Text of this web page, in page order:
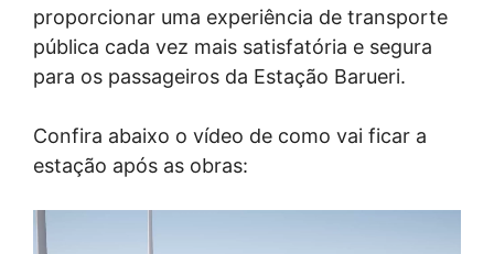
proporcionar uma experiência de transporte
pública cada vez mais satisfatória e segura
para os passageiros da Estação Barueri.
Confira abaixo o vídeo de como vai ficar a
estação após as obras: